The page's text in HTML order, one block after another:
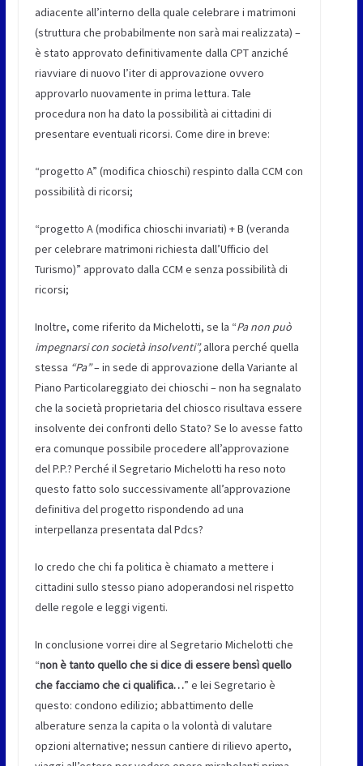
adiacente all’interno della quale celebrare i matrimoni
(struttura che probabilmente non sarà mai realizzata) –
è stato approvato definitivamente dalla CPT anziché
riavviare di nuovo l’iter di approvazione ovvero
approvarlo nuovamente in prima lettura. Tale
procedura non ha dato la possibilità ai cittadini di
presentare eventuali ricorsi. Come dire in breve:
“progetto A” (modifica chioschi) respinto dalla CCM con
possibilità di ricorsi;
“progetto A (modifica chioschi invariati) + B (veranda
per celebrare matrimoni richiesta dall’Ufficio del
Turismo)” approvato dalla CCM e senza possibilità di
ricorsi;
Inoltre, come riferito da Michelotti, se la “Pa non può
impegnarsi con società insolventi”,allora perché quella
stessa “Pa”– in sede di approvazione della Variante al
Piano Particolareggiato dei chioschi – non ha segnalato
che la società proprietaria del chiosco risultava essere
insolvente dei confronti dello Stato? Se lo avesse fatto
era comunque possibile procedere all’approvazione
del P.P.? Perché il Segretario Michelotti ha reso noto
questo fatto solo successivamente all’approvazione
definitiva del progetto rispondendo ad una
interpellanza presentata dal Pdcs?
Io credo che chi fa politica è chiamato a mettere i
cittadini sullo stesso piano adoperandosi nel rispetto
delle regole e leggi vigenti.
In conclusione vorrei dire al Segretario Michelotti che
“non è tanto quello che si dice di essere bensì quello
che facciamo che ci qualifica…” e lei Segretario è
questo: condono edilizio; abbattimento delle
alberature senza la capita o la volontà di valutare
opzioni alternative; nessun cantiere di rilievo aperto,